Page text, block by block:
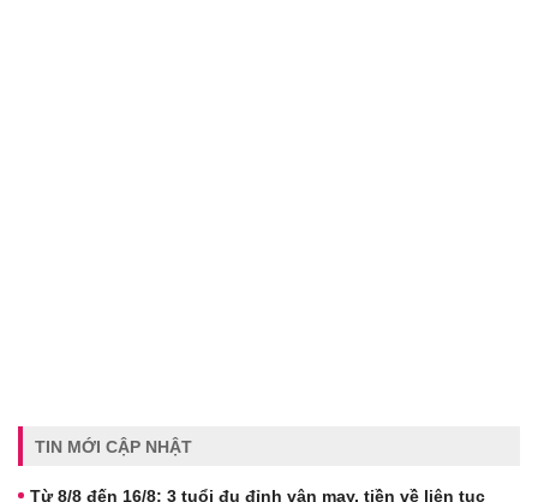
TIN MỚI CẬP NHẬT
Từ 8/8 đến 16/8: 3 tuổi đu đỉnh vận may, tiền về liên tục